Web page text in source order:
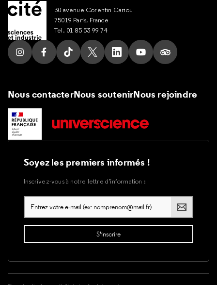
30 avenue Corentin Cariou
75019 Paris, France
Tel. 01 85 53 99 74
Suivez nous sur Instagram
Suivez nous sur Facebook
Suivez nous sur Tik Tok
Suivez nous sur X
Suivez nous sur LinkedIn
Suivez nous sur
Suivez nous
Nous contacterNous soutenirNous rejoindre
Soyez les premiers informés !
Inscrivez-vous à notre lettre d’information :